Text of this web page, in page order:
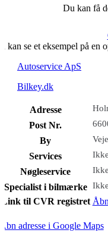
Du kan få
kan se et eksempel på en
Autoservice ApS
Bilkey.dk
Adresse
Post Nr.
By
Services
Nøgleservice
Specialist i bilmærke
Link til CVR registret
adresse i Google Maps